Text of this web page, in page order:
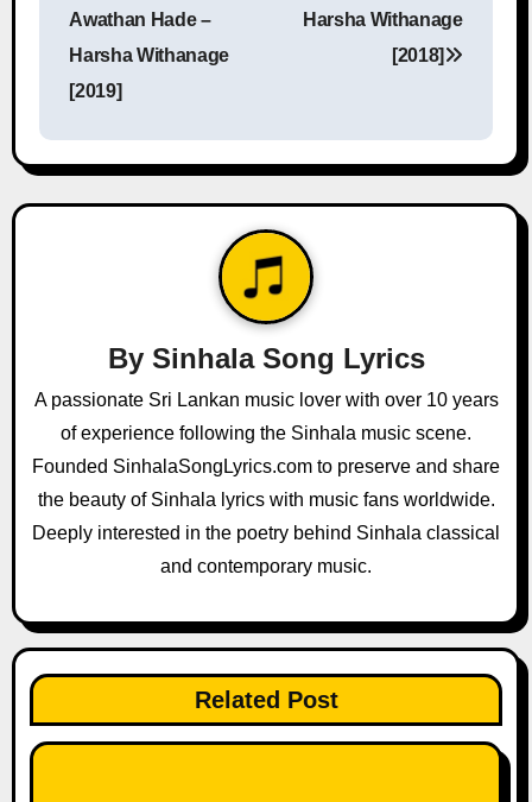
n
a
a
i
o
Awathan Hade –
Harsha Withanage
[2019]
Harsha Withanage
[2018]
By Sinhala Song Lyrics
A passionate Sri Lankan music lover with over 10 years
of experience following the Sinhala music scene.
Founded SinhalaSongLyrics.com to preserve and share
the beauty of Sinhala lyrics with music fans worldwide.
Deeply interested in the poetry behind Sinhala classical
and contemporary music.
Related Post